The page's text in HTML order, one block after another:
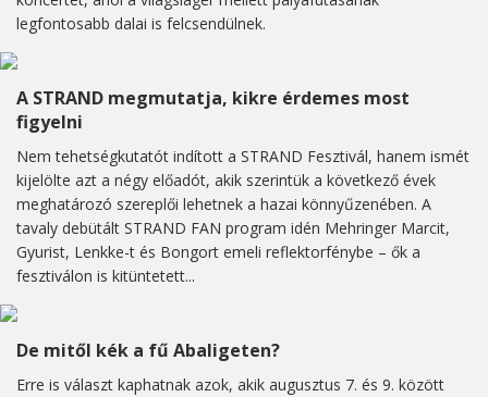
legfontosabb dalai is felcsendülnek.
A STRAND megmutatja, kikre érdemes most
figyelni
Nem tehetségkutatót indított a STRAND Fesztivál, hanem ismét
kijelölte azt a négy előadót, akik szerintük a következő évek
meghatározó szereplői lehetnek a hazai könnyűzenében. A
tavaly debütált STRAND FAN program idén Mehringer Marcit,
Gyurist, Lenkke-t és Bongort emeli reflektorfénybe – ők a
fesztiválon is kitüntetett...
De mitől kék a fű Abaligeten?
Erre is választ kaphatnak azok, akik augusztus 7. és 9. között